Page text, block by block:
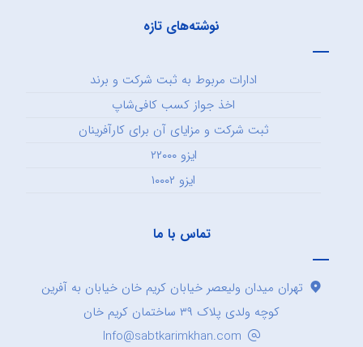
نوشته‌های تازه
ادارات مربوط به ثبت شرکت و برند
اخذ جواز کسب کافی‌شاپ
ثبت شرکت و مزایای آن برای کارآفرینان
ایزو ۲۲۰۰۰
ایزو ۱۰۰۰۲
تماس با ما
تهران میدان ولیعصر خیابان کریم خان خیابان به آفرین
کوچه ولدی پلاک ۳۹ ساختمان کریم خان
Info@sabtkarimkhan.com